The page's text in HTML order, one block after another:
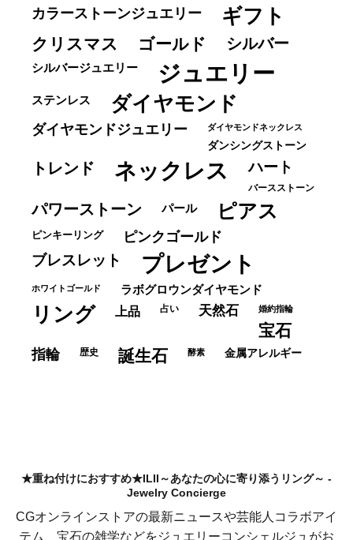
カラーストーンジュエリー ギフト
クリスマス ゴールド シルバー
シルバージュエリー ジュエリー
ステンレス ダイヤモンド
ダイヤモンドジュエリー ダイヤモンドネックレス
ダンシングストーン
トレンド ネックレス ハート
バースストーン
パワーストーン パール ピアス
ピンキーリング ピンクゴールド
ブレスレット プレゼント
ホワイトゴールド ラボグロウンダイヤモンド
リング 上品 占い 天然石 婚約指輪
宝石
指輪 歴史 誕生石 酵素 金属アレルギー
★重ね付けにおすすめ★ILII～あなたの心に寄り添うリング～ -
Jewelry Concierge
CGオンラインストアの最新ニュースや芸能人コラボアイ
テム、宝石の雑学などをジュエリーコンシェルジュがお